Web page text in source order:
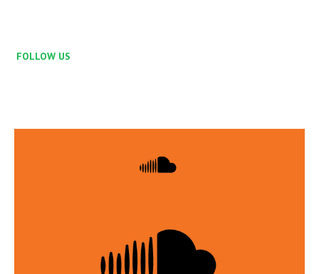
FOLLOW US